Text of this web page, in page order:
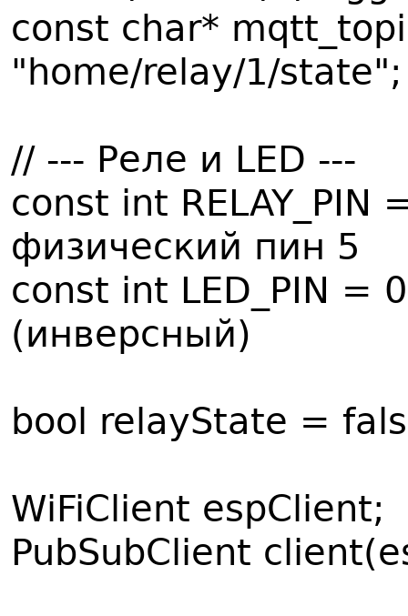
const char*
"home/relay/1/
// --- Реле и LED ---
const int RELAY_PIN
физический пин 5
const int LED_PIN =
(инверсный)
bool relayState =
WiFiClient espClient;
PubSubClient